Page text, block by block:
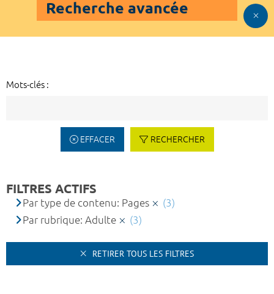
Recherche avancée
Mots-clés :
EFFACER RECHERCHER
FILTRES ACTIFS
Par type de contenu: Pages
(3)
Par rubrique: Adulte
(3)
RETIRER TOUS LES FILTRES